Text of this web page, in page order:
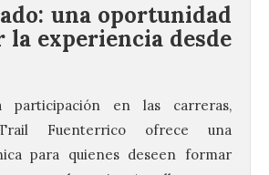
una oportunidad
experiencia desde
participación en las carreras,
Fuenterrico ofrece una
para quienes deseen formar